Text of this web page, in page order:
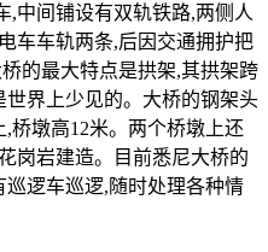
,中间铺设有双轨铁路,两侧人
车车轨两条,后因交通拥护把
的最大特点是拱架,其拱架跨
世界上少见的。大桥的钢架头
桥墩高12米。两个桥墩上还
岗岩建造。目前悉尼大桥的
逻车巡逻,随时处理各种情